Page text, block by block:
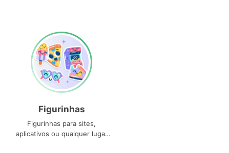
Figurinhas
Figurinhas para sites,
aplicativos ou qualquer lugar